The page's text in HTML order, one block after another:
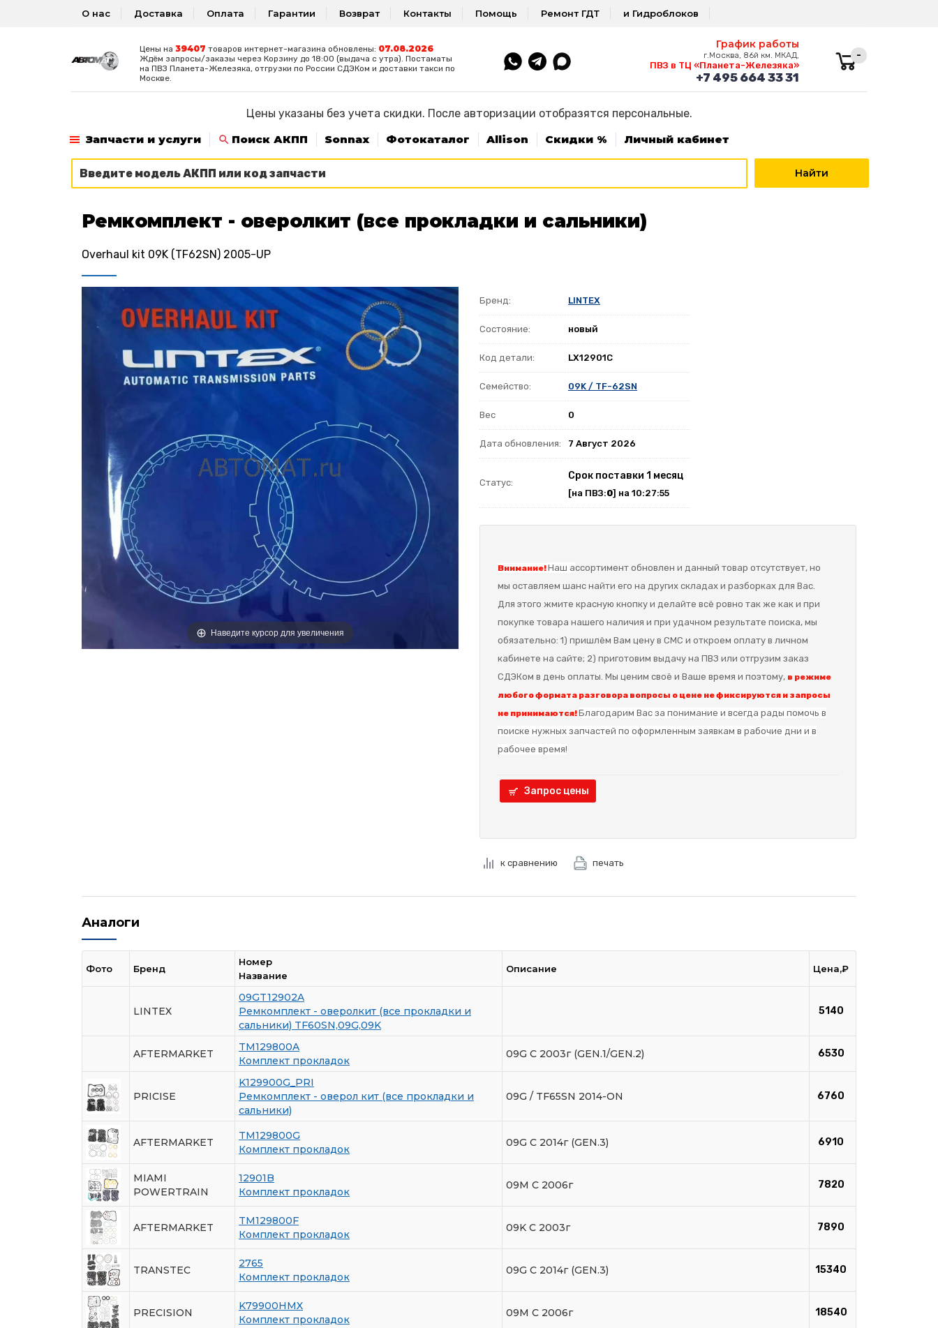
О нас Доставка Оплата Гарантии Возврат Контакты Помощь Ремонт ГДТ и Гидроблоков
Цены на 39407 товаров интернет-магазина обновлены: 07.08.2026
Ждём запросы/заказы через Корзину до 18:00 (выдача с утра). Постаматы
на ПВЗ Планета-Железяка, отгрузки по России СДЭКом и доставки такси по
Москве.
График работы
г.Москва, 86й км. МКАД,
ПВЗ в ТЦ «Планета-Железяка»
+7 495 664 33 31
-
Цены указаны без учета скидки. После авторизации отобразятся персональные.
Запчасти и услуги
Поиск АКПП Sonnax Фотокаталог Allison Скидки % Личный кабинет
Ремкомплект - оверолкит (все прокладки и сальники)
Overhaul kit 09K (TF62SN) 2005-UP
Наведите курсор для увеличения
Бренд: LINTEX
Состояние: новый
Код детали: LX12901C
Семейство: 09K / TF-62SN
Вес 0
Дата обновления: 7 Август 2026
Статус:
Срок поставки 1 месяц
[на ПВЗ:0] на 10:27:55
Внимание!Наш ассортимент обновлен и данный товар отсутствует, но
мы оставляем шанс найти его на других складах и разборках для Вас.
Для этого жмите красную кнопку и делайте всё ровно так же как и при
покупке товара нашего наличия и при удачном результате поиска, мы
обязательно: 1) пришлём Вам цену в СМС и откроем оплату в личном
кабинете на сайте; 2) приготовим выдачу на ПВЗ или отгрузим заказ
СДЭКом в день оплаты. Мы ценим своё и Ваше время и поэтому, в режиме
любого формата разговора вопросы о цене не фиксируются и запросы
не принимаются!Благодарим Вас за понимание и всегда рады помочь в
поиске нужных запчастей по оформленным заявкам в рабочие дни и в
рабочее время!
Запрос цены
к сравнению печать
Аналоги
Фото Бренд
Номер
Название
Описание Цена,₽
LINTEX
09GT12902A
Ремкомплект - оверолкит (все прокладки и
сальники) TF60SN,09G,09K
5140
AFTERMARKET
TM129800A
Комплект прокладок
09G С 2003г (GEN.1/GEN.2) 6530
PRICISE
K129900G_PRI
Ремкомплект - оверол кит (все прокладки и
сальники)
09G / TF65SN 2014-ON 6760
AFTERMARKET
TM129800G
Комплект прокладок
09G C 2014г (GEN.3) 6910
MIAMI
POWERTRAIN
12901B
Комплект прокладок
09M С 2006г 7820
AFTERMARKET
TM129800F
Комплект прокладок
09K C 2003г 7890
TRANSTEC
2765
Комплект прокладок
09G C 2014г (GEN.3) 15340
PRECISION
K79900HMX
Комплект прокладок
09M С 2006г 18540